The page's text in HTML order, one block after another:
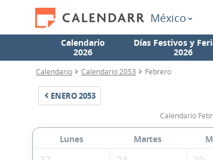
México
Calendario
2026
Días Festivos y
2026
Calendario Calendario 2053 Febrero
ENERO2053
Calendario
Lunes Martes